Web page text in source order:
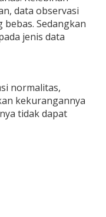
data observasi
Sedangkan
jenis data
normalitas,
kekurangannya
tidak dapat